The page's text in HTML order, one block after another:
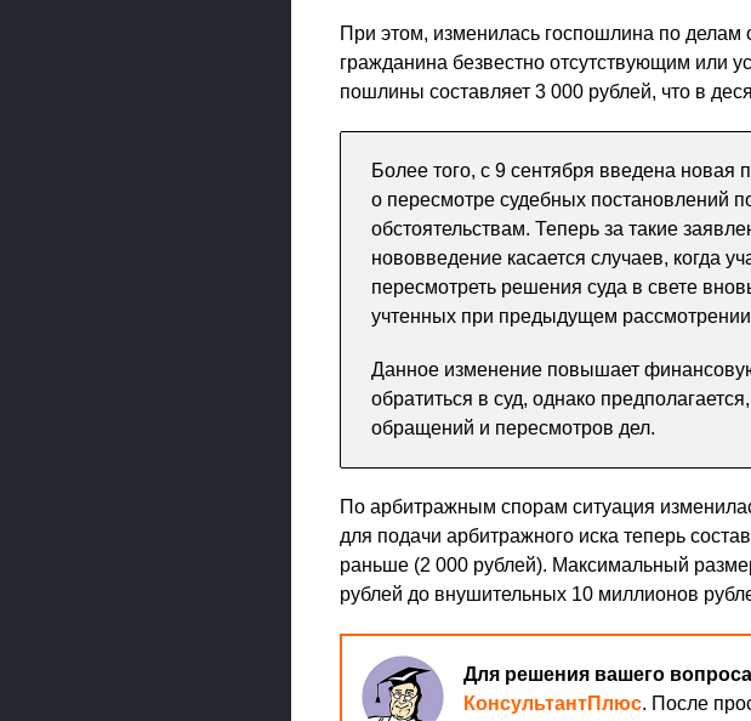
При этом, изменилась госпошлина по делам
гражданина безвестно отсутствующим или
пошлины составляет 3 000 рублей, что в
Более того, с 9 сентября введена
о пересмотре судебных постановлений
обстоятельствам. Теперь за такие
нововведение касается случаев, когда
пересмотреть решения суда в свете
учтенных при предыдущем
Данное изменение повышает
обратиться в суд, однако
обращений и пересмотров дел.
По арбитражным спорам ситуация
для подачи арбитражного иска теперь
раньше (2 000 рублей). Максимальный
рублей до внушительных 10 миллионов
Для решения вашего
КонсультантПлюс. После